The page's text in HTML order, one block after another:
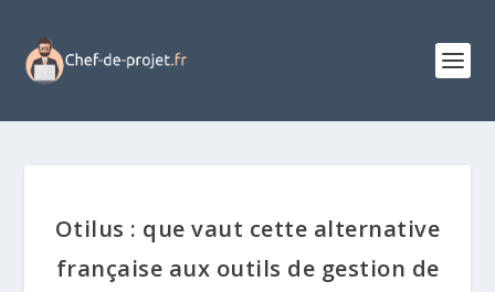
Otilus : que vaut cette alternative
française aux outils de gestion de